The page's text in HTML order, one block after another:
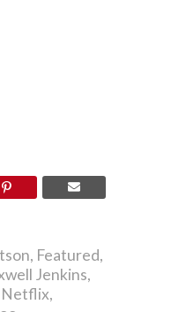
, Featured,
Jenkins,
Netflix,